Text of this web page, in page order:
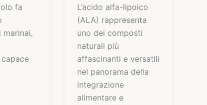
fa
marinai,
L’acido alfa-lipoico
(ALA) rappresenta
uno dei composti
naturali più
affascinanti e versatili
nel panorama della
integrazione
alimentare e